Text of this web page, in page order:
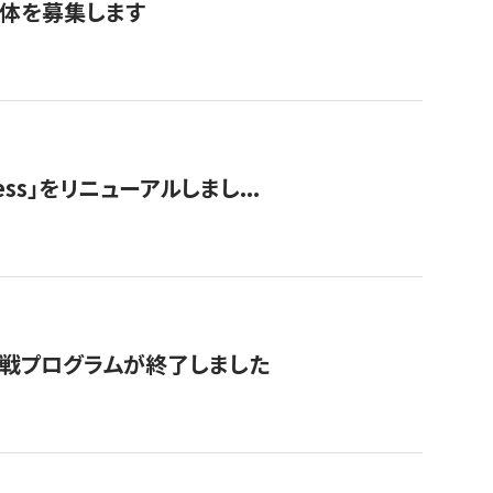
を募集します
」をリニューアルしまし...
プログラムが終了しました